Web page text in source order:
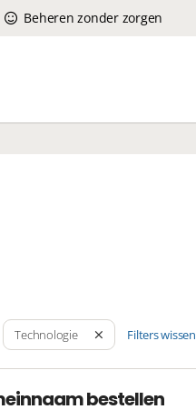
Technologie Filters wissen
bestellen
Beheren zonder zorgen